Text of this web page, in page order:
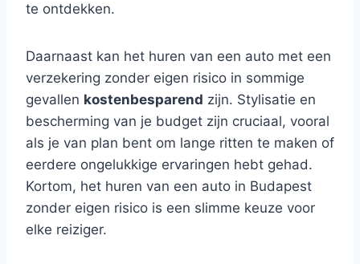
te ontdekken.
Daarnaast kan het huren van een auto met een
verzekering zonder eigen risico in sommige
gevallen kostenbesparend zijn. Stylisatie en
bescherming van je budget zijn cruciaal, vooral
als je van plan bent om lange ritten te maken of
eerdere ongelukkige ervaringen hebt gehad.
Kortom, het huren van een auto in Budapest
zonder eigen risico is een slimme keuze voor
elke reiziger.